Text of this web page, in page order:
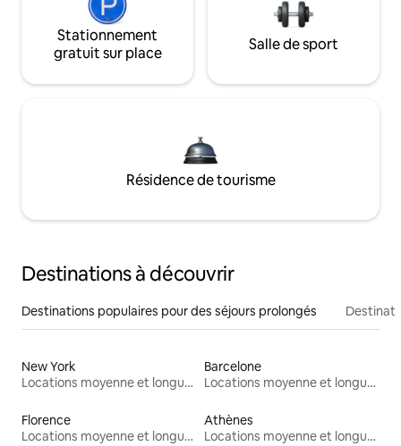
Stationnement
gratuit sur place
Salle de sport
Résidence de tourisme
Destinations à découvrir
Destinations populaires pour des séjours prolongés
New York
Locations moyenne et longue durée
Barcelone
Locations moyenne et longue durée
Florence
Locations moyenne et longue durée
Athènes
Locations moyenne et longue durée